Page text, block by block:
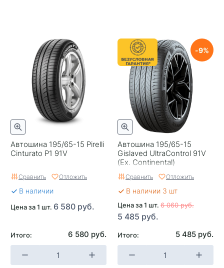
Автошина 195/65-15 Pirelli
Cinturato P1 91V
Сравнить Отложить
В наличии
Цена за 1 шт. 6 580 руб.
Итого: 6 580 руб.
Автошина 195/65-15
Gislaved UltraControl 91V
(Ex. Continental)
9
Сравнить Отложить
В наличии 3 шт
Цена за 1 шт. 6 060 руб.
5 485 руб.
Итого: 5 485 руб.